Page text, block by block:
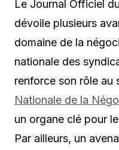
Le Journal Officiel
dévoile plusieurs
domaine de la
nationale des
renforce son rôle au
Nationale de la
un organe clé pour
Par ailleurs, un